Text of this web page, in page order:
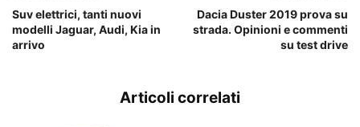
Suv elettrici, tanti nuovi
modelli Jaguar, Audi, Kia in
arrivo
Dacia Duster 2019 prova su
strada. Opinioni e commenti
su test drive
Articoli correlati